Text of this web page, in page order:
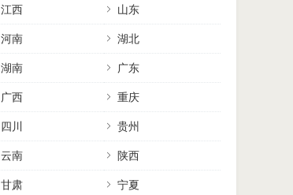
江西 山东
河南 湖北
湖南 广东
广西 重庆
四川 贵州
云南 陕西
甘肃 宁夏